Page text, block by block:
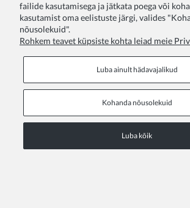
failide kasutamisega ja jätkata poega või
kasutamist oma eelistuste järgi, valides
nõusolekuid".
Rohkem teavet küpsiste kohta leiad meie
Luba ainult hädavajalikud
Kohanda nõusolekuid
Luba kõik